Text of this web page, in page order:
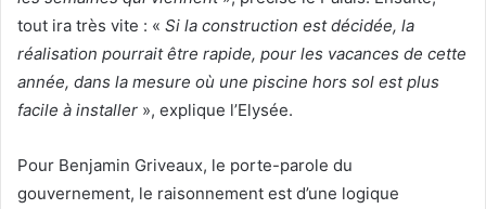
tout ira très vite : « Si la construction est décidée, la
réalisation pourrait être rapide, pour les vacances de cette
année, dans la mesure où une piscine hors sol est plus
facile à installer », explique l’Elysée.
Pour Benjamin Griveaux, le porte-parole du
gouvernement, le raisonnement est d’une logique